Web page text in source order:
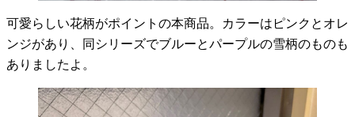
可愛らしい花柄がポイントの本商品。カラーはピンクとオレ
ンジがあり、同シリーズでブルーとパープルの雪柄のものも
ありましたよ。